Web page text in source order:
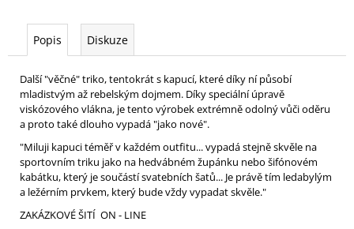
Popis Diskuze
Další "věčné" triko, tentokrát s kapucí, které díky ní působí
mladistvým až rebelským dojmem. Díky speciální úpravě
viskózového vlákna, je tento výrobek extrémně odolný vůči oděru
a proto také dlouho vypadá "jako nové".
"Miluji kapuci téměř v každém outfitu... vypadá stejně skvěle na
sportovním triku jako na hedvábném župánku nebo šifónovém
kabátku, který je součástí svatebních šatů... Je právě tím ledabylým
a ležérním prvkem, který bude vždy vypadat skvěle."
ZAKÁZKOVÉ ŠITÍ ON - LINE